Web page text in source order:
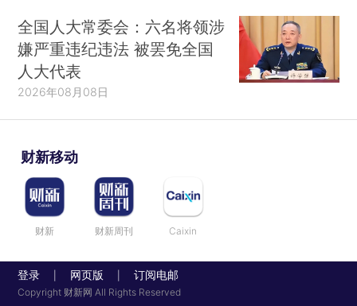
全国人大常委会：六名将领涉
嫌严重违纪违法 被罢免全国
人大代表
2026年08月08日
财新移动
财新 财新周刊 Caixin
登录 网页版 订阅电邮
Copyright 财新网 All Rights Reserved